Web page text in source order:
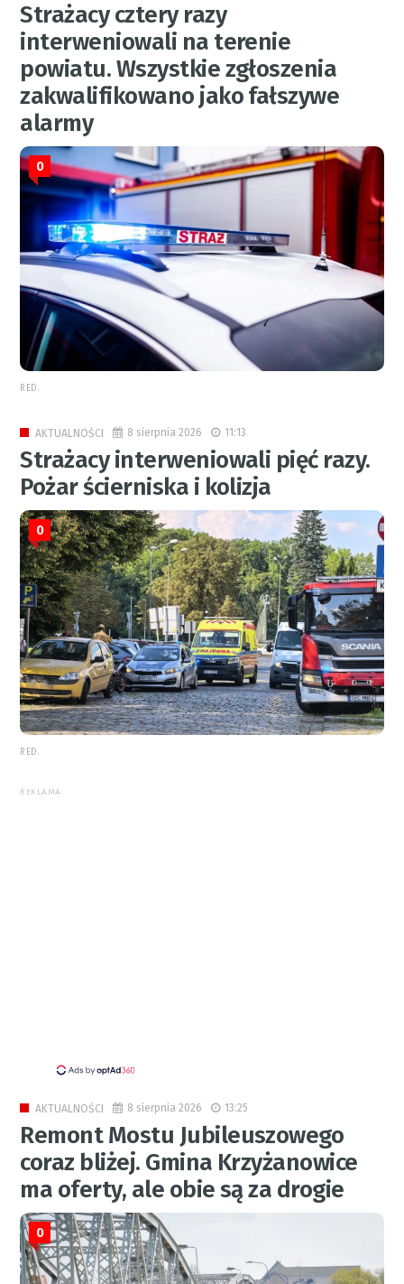
Strażacy cztery razy
interweniowali na terenie
powiatu. Wszystkie zgłoszenia
zakwalifikowano jako fałszywe
alarmy
0
RED.
AKTUALNOŚCI 8 sierpnia 2026 11:13
Strażacy interweniowali pięć razy.
Pożar ścierniska i kolizja
0
RED.
REKLAMA
AKTUALNOŚCI 8 sierpnia 2026 13:25
Remont Mostu Jubileuszowego
coraz bliżej. Gmina Krzyżanowice
ma oferty, ale obie są za drogie
0